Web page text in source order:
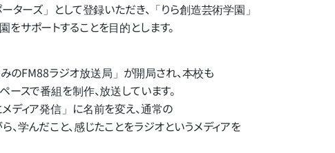
ターズ」と​して​登録いただき、​「りら創造芸術学園」​
サポートする​ことを​目的とします。
みのFM88ラジオ放送局」 が​開局され、​本校も​
ースで​番組を​制作、​放送しています。
ディア発信」に​名前を​変え、​通常の​
学んだ​こと、​感じた​ことを​ラジオと​いう​メディアを​